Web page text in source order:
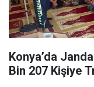
Konya’da
Bin 207 Kişiye